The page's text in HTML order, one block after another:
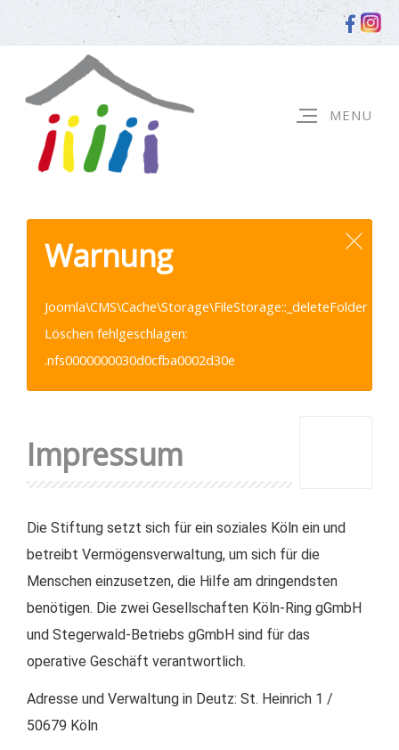
Warnung
Joomla\CMS\Cache\Storage\FileStorage::_deleteFolder
Löschen fehlgeschlagen:
.nfs0000000030d0cfba0002d30e
Impressum
Die Stiftung setzt sich für ein soziales Köln ein und
betreibt Vermögensverwaltung, um sich für die
Menschen einzusetzen, die Hilfe am dringendsten
benötigen. Die zwei Gesellschaften Köln-Ring gGmbH
und Stegerwald-Betriebs gGmbH sind für das
operative Geschäft verantwortlich.
Adresse und Verwaltung in Deutz: St. Heinrich 1 /
50679 Köln